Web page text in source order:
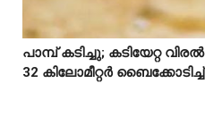
  
പാമ്പ് കടിച്ചു; കടിയേറ്റ
32 കിലോമീറ്റർ